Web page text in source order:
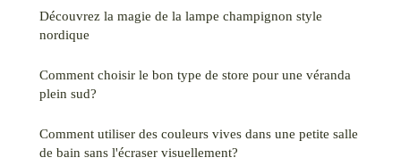
Découvrez la magie de la lampe champignon style
nordique
Comment choisir le bon type de store pour une véranda
plein sud?
Comment utiliser des couleurs vives dans une petite salle
de bain sans l'écraser visuellement?